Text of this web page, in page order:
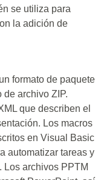
se utiliza para
la adición de
formato de paquete
de archivo ZIP.
que describen el
Los macros
en Visual Basic
automatizar tareas y
Los archivos PPTM